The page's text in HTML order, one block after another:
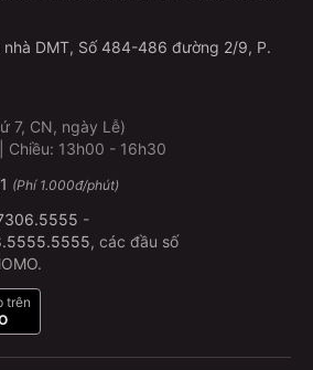
nhà DMT, Số 484-486 đường 2/9, P.
7, CN, ngày Lễ)
Chiều: 13h00 - 16h30
(Phí 1.000đ/phút)
-
, các đầu số
trên